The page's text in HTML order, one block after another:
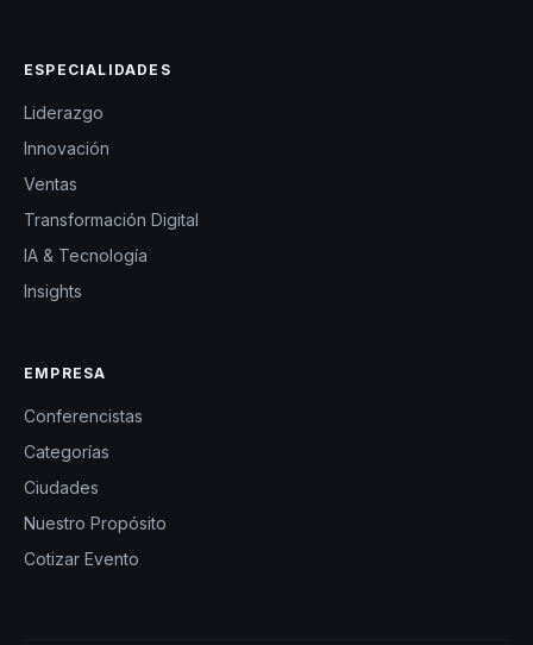
ESPECIALIDADES
Liderazgo
Innovación
Ventas
Transformación Digital
IA & Tecnología
Insights
EMPRESA
Conferencistas
Categorías
Ciudades
Nuestro Propósito
Cotizar Evento